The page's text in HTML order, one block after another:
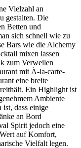
Vielzahl an
gestalten. Die
Betten und
sich schnell wie zu
Bars wie die Alchemy
mixen lassen
zum Verweilen
mit À-la-carte-
eine breite
Ein Highlight ist
Ambiente
dass einige
an Bord
Spirit jedoch eine
auf Komfort,
Vielfalt legen.